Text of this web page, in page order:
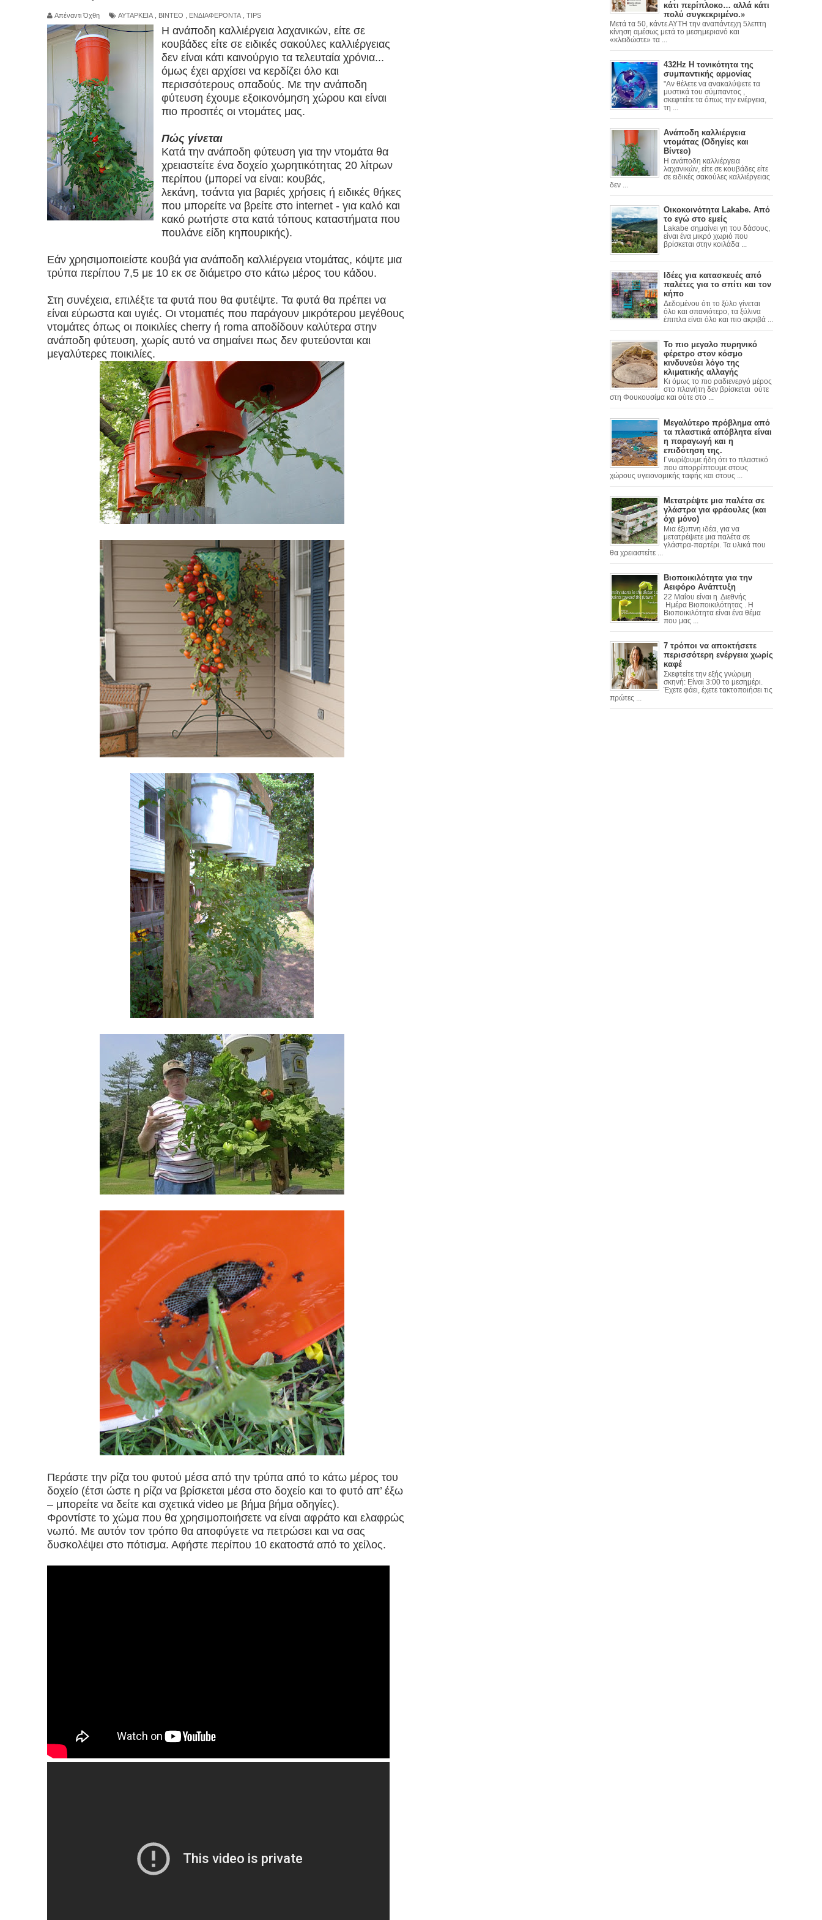
Πρωτεΐνη μετά τα 50: Πόση χρειάζεστε πραγματικά – Οδηγός 5 βημάτων
Μετά τα 50, σταμάτα να τρως ΑΥΤΟ το «υγιεινό» πρωινό (Σου κλέβει την ενέργεια και μπλοκάρει τον μεταβολισμό
Ερημίτες της ψηφιακής εποχής
Τι είναι τα microgreens και πώς να τα καλλιεργήσετε
Greenwashing : Είναι όλα τα πράσινα προϊόντα πραγματικά φιλικά προς το περιβάλλον;
Από το take-make-waste στην κυκλική οικονομία
Οι περίεργες και επικίνδυνες τοξίνες που κρύβονται στο φαγητό μας
Πιείτε περισσότερο νερό: Η απλή λύση σε πολλά προβλήματα υγείας
Από τα ..σκατά στο φλιτζάνι: Ανακαλύψτε τους πιο ακριβούς και παράξενους καφέδες
Πλαστικό κάνναβης: Μια εναλλακτική και βιώσιμη λύση για το περιβάλλον
Πώς οι χώροι πρασίνου επιδρούν στην υγεία μας
Μετά τα 50, κάντε ΑΥΤΟ το απλό κόλπο με το πιάτο σας και « δύναμη χωρίς να πατήσετε σε γυμναστήριο
Απέναντι Όχθη ΑΥΤΑΡΚΕΙΑ ΒΙΝΤΕΟ ΕΝΔΙΑΦΕΡΟΝΤΑ TIPS
Η ανάποδη καλλιέργεια λαχανικών, είτε σε
κουβάδες είτε σε ειδικές σακούλες καλλιέργειας
δεν είναι κάτι καινούργιο τα τελευταία χρόνια...
όμως έχει αρχίσει να κερδίζει όλο και
περισσότερους οπαδούς. Με την ανάποδη
φύτευση έχουμε εξοικονόμηση χώρου και είναι
πιο προσιτές οι ντομάτες μας.
Πώς γίνεται
Κατά την ανάποδη φύτευση για την ντομάτα θα
χρειαστείτε ένα δοχείο χωρητικότητας 20 λίτρων
περίπου (μπορεί να είναι: κουβάς,
λεκάνη, τσάντα για βαριές χρήσεις ή ειδικές θήκες
που μπορείτε να βρείτε στο internet - για καλό και
κακό ρωτήστε στα κατά τόπους καταστήματα που
πουλάνε είδη κηπουρικής).
Εάν χρησιμοποιείστε κουβά για ανάποδη καλλιέργεια ντομάτας, κόψτε μια
τρύπα περίπου 7,5 με 10 εκ σε διάμετρο στο κάτω μέρος του κάδου.
Στη συνέχεια, επιλέξτε τα φυτά που θα φυτέψτε. Τα φυτά θα πρέπει να
είναι εύρωστα και υγιές. Οι ντοματιές που παράγουν μικρότερου μεγέθους
ντομάτες όπως οι ποικιλίες cherry ή roma αποδίδουν καλύτερα στην
ανάποδη φύτευση, χωρίς αυτό να σημαίνει πως δεν φυτεύονται και
μεγαλύτερες ποικιλίες.
Περάστε την ρίζα του φυτού μέσα από την τρύπα από το κάτω μέρος του
δοχείο (έτσι ώστε η ρίζα να βρίσκεται μέσα στο δοχείο και το φυτό απ’ έξω
– μπορείτε να δείτε και σχετικά video με βήμα βήμα οδηγίες).
Φροντίστε το χώμα που θα χρησιμοποιήσετε να είναι αφράτο και ελαφρώς
νωπό. Με αυτόν τον τρόπο θα αποφύγετε να πετρώσει και να σας
δυσκολέψει στο πότισμα. Αφήστε περίπου 10 εκατοστά από το χείλος.
κάτι περίπλοκο… αλλά κάτι
πολύ συγκεκριμένο.»
Μετά τα 50, κάντε ΑΥΤΗ την αναπάντεχη 5λεπτη
κίνηση αμέσως μετά το μεσημεριανό και
«κλειδώστε» τα ...
432Hz Η τονικότητα της
συμπαντικής αρμονίας
"Αν θέλετε να ανακαλύψετε τα
μυστικά του σύμπαντος ,
σκεφτείτε τα όπως την ενέργεια,
τη ...
Ανάποδη καλλιέργεια
ντομάτας (Οδηγίες και
Βίντεο)
Η ανάποδη καλλιέργεια
λαχανικών, είτε σε κουβάδες είτε
σε ειδικές σακούλες καλλιέργειας
δεν ...
Οικοκοινότητα Lakabe. Από
το εγώ στο εμείς
Lakabe σημαίνει γη του δάσους,
είναι ένα μικρό χωριό που
βρίσκεται στην κοιλάδα ...
Ιδέες για κατασκευές από
παλέτες για το σπίτι και τον
κήπο
Δεδομένου ότι το ξύλο γίνεται
όλο και σπανιότερο, τα ξύλινα
έπιπλα είναι όλο και πιο ακριβά ...
Το πιο μεγαλο πυρηνικό
φέρετρο στον κόσμο
κινδυνεύει λόγο της
κλιματικής αλλαγής
Κι όμως το πιο ραδιενεργό μέρος
στο πλανήτη δεν βρίσκεται ούτε
στη Φουκουσίμα και ούτε στο ...
Μεγαλύτερο πρόβλημα από
τα πλαστικά απόβλητα είναι
η παραγωγή και η
επιδότηση της.
Γνωρίζουμε ήδη ότι το πλαστικό
που απορρίπτουμε στους
χώρους υγειονομικής ταφής και στους ...
Μετατρέψτε μια παλέτα σε
γλάστρα για φράουλες (και
όχι μόνο)
Mια έξυπνη ιδέα, για να
μετατρέψετε μια παλέτα σε
γλάστρα-παρτέρι. Τα υλικά που
θα χρειαστείτε ...
Βιοποικιλότητα για την
Αειφόρο Ανάπτυξη
22 Μαΐου είναι η Διεθνής
Ημέρα Βιοποικιλότητας . Η
Βιοποικιλότητα είναι ένα θέμα
που μας ...
7 τρόποι να αποκτήσετε
περισσότερη ενέργεια χωρίς
καφέ
Σκεφτείτε την εξής γνώριμη
σκηνή: Είναι 3:00 το μεσημέρι.
Έχετε φάει, έχετε τακτοποιήσει τις
πρώτες ...